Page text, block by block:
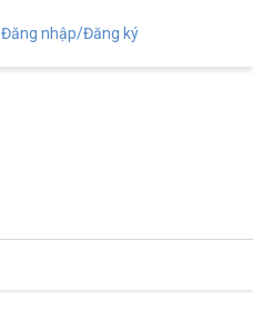
Đăng nhập/Đăng ký